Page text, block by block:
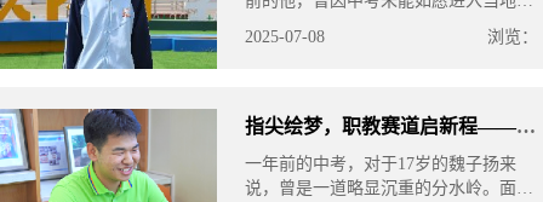
想高中而陷入短暂的迷茫。然而，新华
综合高中这片教育沃土，正悄然助力这
2025-07-08 浏览：
指尖绘梦，职教赛道启新程——魏子扬的
一年前的中考，对于17岁的魏子扬来
说，曾是一道略显沉重的分水岭。面对